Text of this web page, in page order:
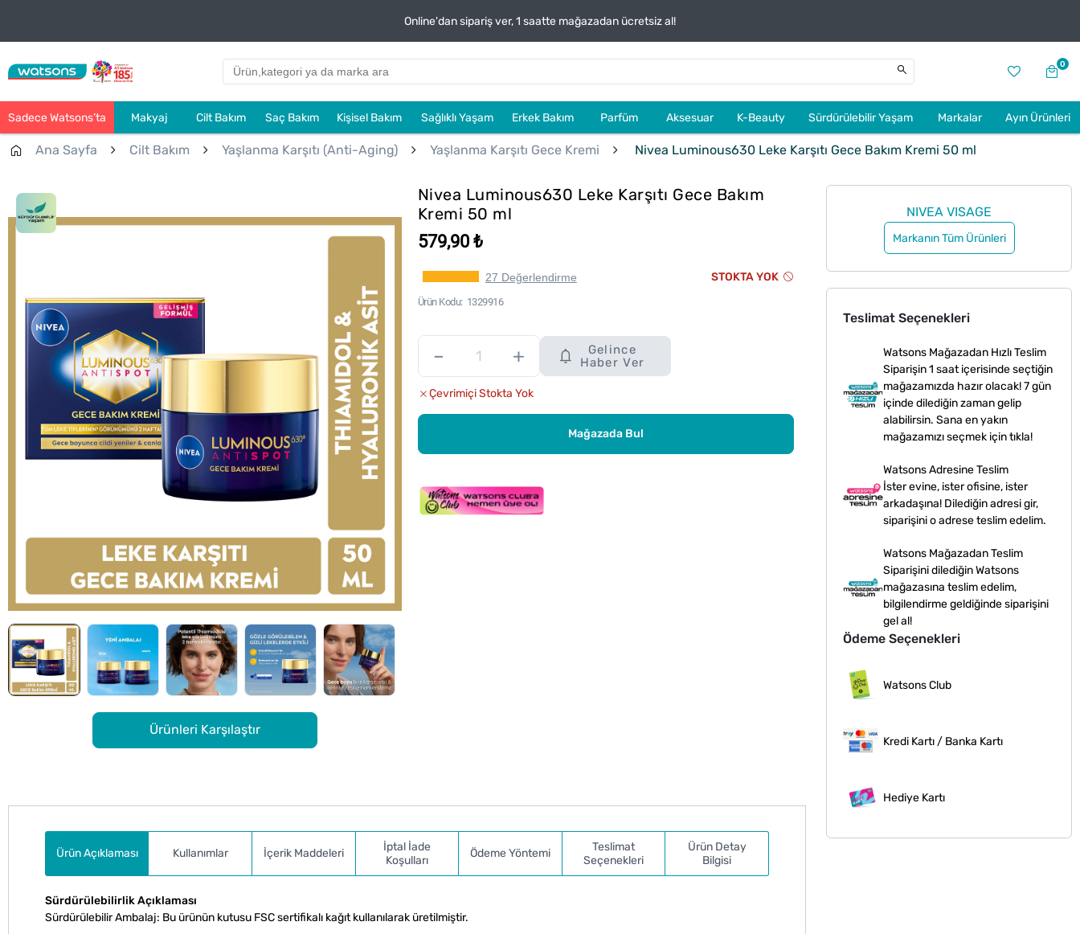
Online'dan sipariş ver, 1 saatte mağazadan ücretsiz al!
0
Sadece Watsons’ta Makyaj Cilt Bakım Saç Bakım Kişisel Bakım Sağlıklı Yaşam Erkek Bakım Parfüm Aksesuar K-Beauty Sürdürülebilir Yaşam Markalar Ayın Ürünleri
Ana Sayfa Cilt Bakım Yaşlanma Karşıtı (Anti-Aging) Yaşlanma Karşıtı Gece Kremi Nivea Luminous630 Leke Karşıtı Gece Bakım Kremi 50 ml
Ürünleri Karşılaştır
Nivea Luminous630 Leke Karşıtı Gece Bakım
Kremi 50 ml
579,90 ₺
27 Değerlendirme STOKTA YOK
Ürün Kodu 1329916
– +
Gelince
Haber Ver
Çevrimiçi Stokta Yok
Mağazada Bul
NIVEA VISAGE
Markanın Tüm Ürünleri
Teslimat Seçenekleri
Watsons Mağazadan Hızlı Teslim
Siparişin 1 saat içerisinde seçtiğin
mağazamızda hazır olacak! 7 gün
içinde dilediğin zaman gelip
alabilirsin. Sana en yakın
mağazamızı seçmek için tıkla!
Watsons Adresine Teslim
İster evine, ister ofisine, ister
arkadaşına! Dilediğin adresi gir,
siparişini o adrese teslim edelim.
Watsons Mağazadan Teslim
Siparişini dilediğin Watsons
mağazasına teslim edelim,
bilgilendirme geldiğinde siparişini
gel al!
Ödeme Seçenekleri
Watsons Club
Kredi Kartı / Banka Kartı
Hediye Kartı
Ürün Açıklaması Kullanımlar İçerik Maddeleri
İptal İade
Koşulları
Ödeme Yöntemi
Teslimat
Seçenekleri
Ürün Detay
Bilgisi
Sürdürülebilirlik Açıklaması
Sürdürülebilir Ambalaj: Bu ürünün kutusu FSC sertifikalı kağıt kullanılarak üretilmiştir.